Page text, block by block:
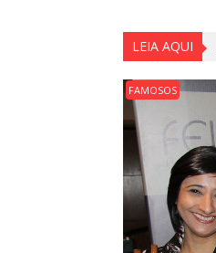
LEIA AQUI
FAMOSOS